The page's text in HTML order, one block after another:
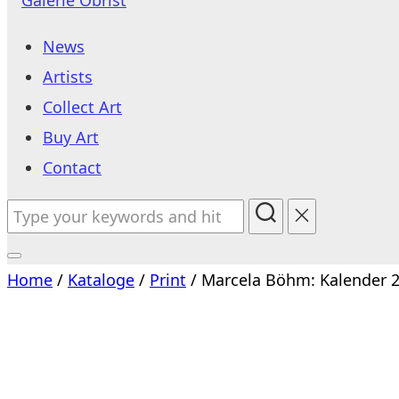
content
News
Artists
Collect Art
Buy Art
Contact
Search
Toggle
Home / Kataloge / Print / Marcela Böhm: Kalender